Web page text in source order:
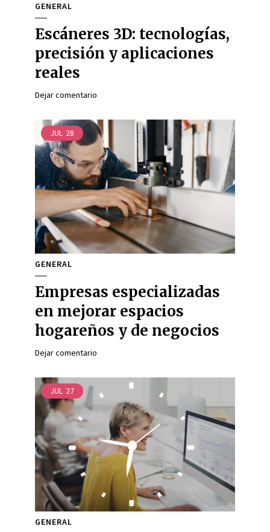
GENERAL
Escáneres 3D: tecnologías,
precisión y aplicaciones
reales
Dejar comentario
JUL 28
GENERAL
Empresas especializadas
en mejorar espacios
hogareños y de negocios
Dejar comentario
JUL 27
GENERAL